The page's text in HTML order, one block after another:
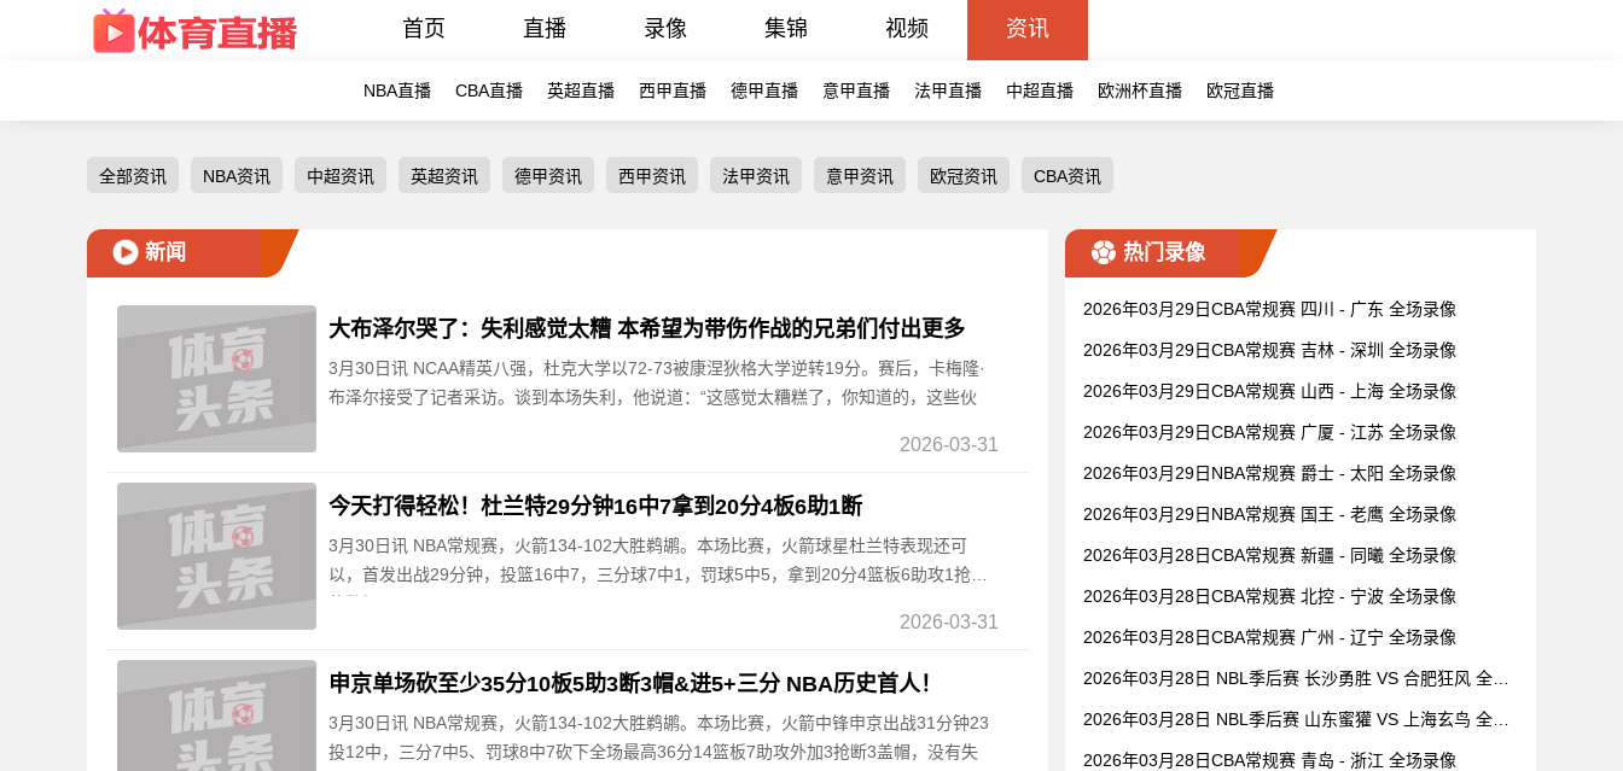
首页 直播 录像 集锦 视频 资讯
NBA直播 CBA直播 英超直播 西甲直播 德甲直播 意甲直播 法甲直播 中超直播 欧洲杯直播 欧冠直播
全部资讯 NBA资讯 中超资讯 英超资讯 德甲资讯 西甲资讯 法甲资讯 意甲资讯 欧冠资讯 CBA资讯
新闻
大布泽尔哭了：失利感觉太糟 本希望为带伤作战的兄弟们付出更多
3月30日讯 NCAA精英八强，杜克大学以72-73被康涅狄格大学逆转19分。赛后，卡梅隆·
布泽尔接受了记者采访。谈到本场失利，他说道：“这感觉太糟糕了，你知道的，这些伙
2026-03-31
今天打得轻松！杜兰特29分钟16中7拿到20分4板6助1断
3月30日讯 NBA常规赛，火箭134-102大胜鹈鹕。本场比赛，火箭球星杜兰特表现还可
以，首发出战29分钟，投篮16中7，三分球7中1，罚球5中5，拿到20分4篮板6助攻1抢断
2026-03-31
申京单场砍至少35分10板5助3断3帽&进5+三分 NBA历史首人！
3月30日讯 NBA常规赛，火箭134-102大胜鹈鹕。本场比赛，火箭中锋申京出战31分钟23
投12中，三分7中5、罚球8中7砍下全场最高36分14篮板7助攻外加3抢断3盖帽，没有失
热门录像
2026年03月29日CBA常规赛 四川 - 广东 全场录像
2026年03月29日CBA常规赛 吉林 - 深圳 全场录像
2026年03月29日CBA常规赛 山西 - 上海 全场录像
2026年03月29日CBA常规赛 广厦 - 江苏 全场录像
2026年03月29日NBA常规赛 爵士 - 太阳 全场录像
2026年03月29日NBA常规赛 国王 - 老鹰 全场录像
2026年03月28日CBA常规赛 新疆 - 同曦 全场录像
2026年03月28日CBA常规赛 北控 - 宁波 全场录像
2026年03月28日CBA常规赛 广州 - 辽宁 全场录像
2026年03月28日 NBL季后赛 长沙勇胜 VS 合肥狂风 全场
2026年03月28日 NBL季后赛 山东蜜獾 VS 上海玄鸟 全场
2026年03月28日CBA常规赛 青岛 - 浙江 全场录像